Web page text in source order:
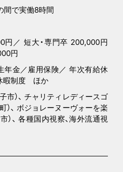
間で実働8時間
円／ 短大・専門卒 200,000円
円
年金／雇用保険／ 年次有給休
暇制度 ほか
市）、 チャリティレディースゴ
）、 ボジョレーヌーヴォーを楽
）、 各種国内視察、海外流通視